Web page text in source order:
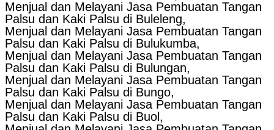
Menjual dan Melayani Jasa Pembuatan Tangan
Palsu dan Kaki Palsu di Buleleng,
Menjual dan Melayani Jasa Pembuatan Tangan
Palsu dan Kaki Palsu di Bulukumba,
Menjual dan Melayani Jasa Pembuatan Tangan
Palsu dan Kaki Palsu di Bulungan,
Menjual dan Melayani Jasa Pembuatan Tangan
Palsu dan Kaki Palsu di Bungo,
Menjual dan Melayani Jasa Pembuatan Tangan
Palsu dan Kaki Palsu di Buol,